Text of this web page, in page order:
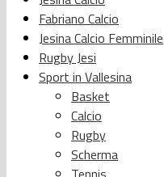
Fabriano Calcio
Jesina Calcio Femminile
Rugby Jesi
Sport in Vallesina
Basket
Calcio
Rugby
Scherma